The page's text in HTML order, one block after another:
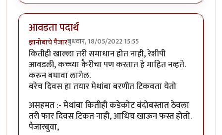
आवडता पदार्थ
ज्ञानोबाचे पैजारबुधवार, 18/05/2022 15:55
कितीही खाल्ला तरी समाधान होत नाही, रेशीपी
आवडली, कच्च्या कैरीचा पण करतात हे माहित नव्हते.
करुन बघावा लागेल.
बरेच दिवस हा तयार मेथांबा बरणीत टिकवता येतो
असहमत :- मेथांबा कितीही कडेकोट बंदोबस्तात ठेवला
तरी फार दिवस टिकत नाही, आधिच खाऊन फस्त होतो.
पैजारबुवा,